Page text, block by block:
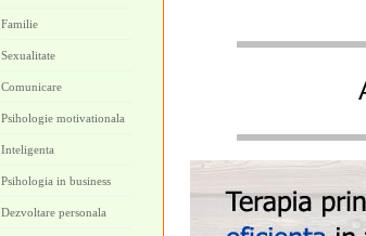
Familie
Sexualitate
Comunicare
Psihologie motivationala
Inteligenta
Psihologia in business
Dezvoltare personala